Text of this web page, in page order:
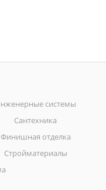
системы
Сантехника
Финишная отделка
Стройматериалы